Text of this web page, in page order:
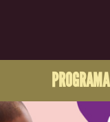
PROGRAMA